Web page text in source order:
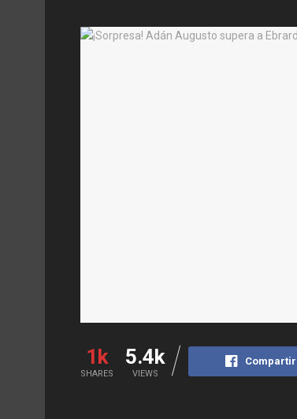
1k
SHARES
5.4k
VIEWS
Compartir